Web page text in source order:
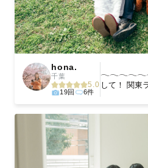
hona.
千葉
5.0
19回 6件
して！ 関東